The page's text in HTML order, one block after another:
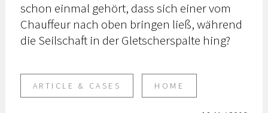
schon einmal gehört, dass sich einer vom
Chauffeur nach oben bringen ließ, während
die Seilschaft in der Gletscherspalte hing?
ARTICLE & CASES HOME